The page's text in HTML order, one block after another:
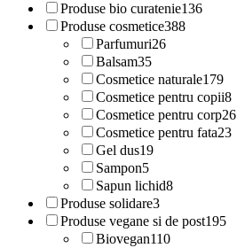
Produse bio curatenie136
Produse cosmetice388
Parfumuri26
Balsam35
Cosmetice naturale179
Cosmetice pentru copii8
Cosmetice pentru corp26
Cosmetice pentru fata23
Gel dus19
Sampon5
Sapun lichid8
Produse solidare3
Produse vegane si de post195
Biovegan110